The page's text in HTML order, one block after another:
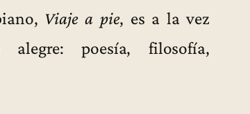
Viaje a pie, es a la vez
alegre: poesía, filosofía,